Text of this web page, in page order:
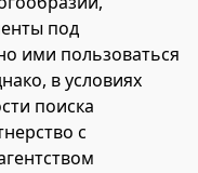
под
ими пользоваться
в условиях
поиска
с